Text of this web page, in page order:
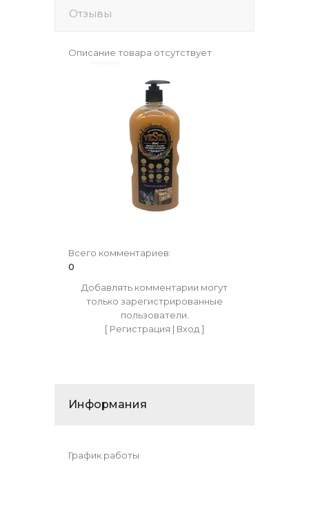
Отзывы
Описание товара отсутствует
Всего комментариев:
0
Добавлять комментарии могут
только зарегистрированные
пользователи.
[ Регистрация | Вход]
Информания
График работы